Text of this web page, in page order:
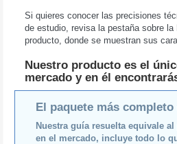
Si quieres conocer las precisiones
de estudio, revisa la pestaña sobre la
producto, donde se muestran sus
Nuestro producto es el
mercado y en él
El paquete más
Nuestra guía resuelta equivale
en el mercado, incluye todo lo